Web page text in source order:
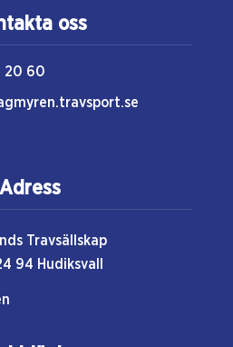
oss
20 60
Adress
Travsällskap
94 Hudiksvall